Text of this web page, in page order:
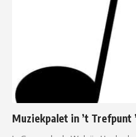
Muziekpalet in ’t Trefpunt